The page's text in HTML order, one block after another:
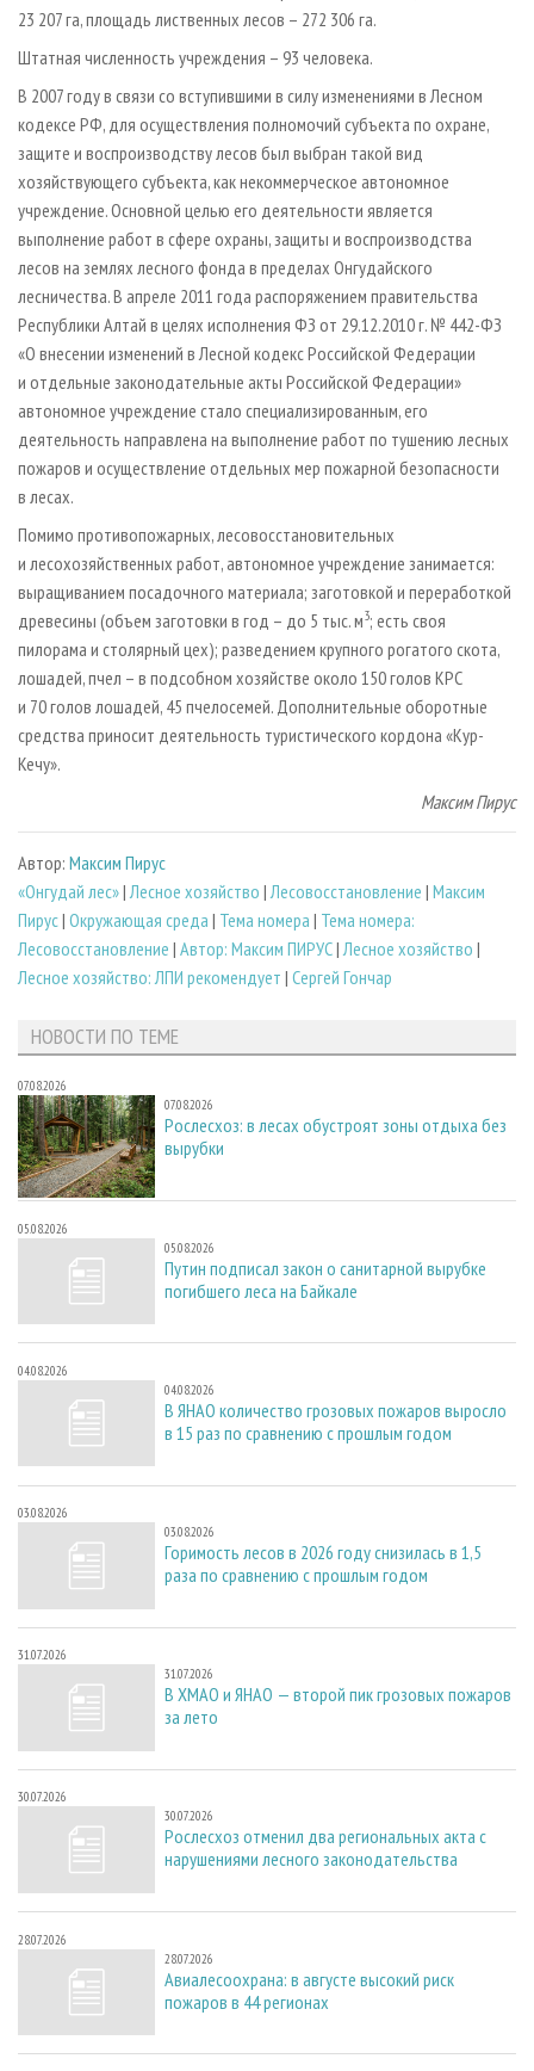
23 207 га, площадь лиственных лесов – 272 306 га.
Штатная численность учреждения – 93 человека.
В 2007 году в связи со вступившими в силу изменениями в Лесном
кодексе РФ, для осуществления полномочий субъекта по охране,
защите и воспроизводству лесов был выбран такой вид
хозяйствующего субъекта, как некоммерческое автономное
учреждение. Основной целью его деятельности является
выполнение работ в сфере охраны, защиты и воспроизводства
лесов на землях лесного фонда в пределах Онгудайского
лесничества. В апреле 2011 года распоряжением правительства
Республики Алтай в целях исполнения ФЗ от 29.12.2010 г. № 442-ФЗ
«О внесении изменений в Лесной кодекс Российской Федерации
и отдельные законодательные акты Российской Федерации»
автономное учреждение стало специализированным, его
деятельность направлена на выполнение работ по тушению лесных
пожаров и осуществление отдельных мер пожарной безопасности
в лесах.
Помимо противопожарных, лесовосстановительных
и лесохозяйственных работ, автономное учреждение занимается:
выращиванием посадочного материала; заготовкой и переработкой
древесины (объем заготовки в год – до 5 тыс. м3; есть своя
пилорама и столярный цех); разведением крупного рогатого скота,
лошадей, пчел – в подсобном хозяйстве около 150 голов КРС
и 70 голов лошадей, 45 пчелосемей. Дополнительные оборотные
средства приносит деятельность туристического кордона «Кур-
Кечу».
Максим Пирус
Автор: Максим Пирус
«Онгудай лес»| Лесное хозяйство | Лесовосстановление | Максим
Пирус| Окружающая среда | Тема номера | Тема номера:
Лесовосстановление | Автор: Максим ПИРУС| Лесное хозяйство |
Лесное хозяйство: ЛПИ рекомендует | Сергей Гончар
НОВОСТИ ПО ТЕМЕ
07.08.2026
07.08.2026
Рослесхоз: в лесах обустроят зоны отдыха без
вырубки
05.08.2026
05.08.2026
Путин подписал закон о санитарной вырубке
погибшего леса на Байкале
04.08.2026
04.08.2026
В ЯНАО количество грозовых пожаров выросло
в 15 раз по сравнению с прошлым годом
03.08.2026
03.08.2026
Горимость лесов в 2026 году снизилась в 1,5
раза по сравнению с прошлым годом
31.07.2026
31.07.2026
В ХМАО и ЯНАО — второй пик грозовых пожаров
за лето
30.07.2026
30.07.2026
Рослесхоз отменил два региональных акта с
нарушениями лесного законодательства
28.07.2026
28.07.2026
Авиалесоохрана: в августе высокий риск
пожаров в 44 регионах